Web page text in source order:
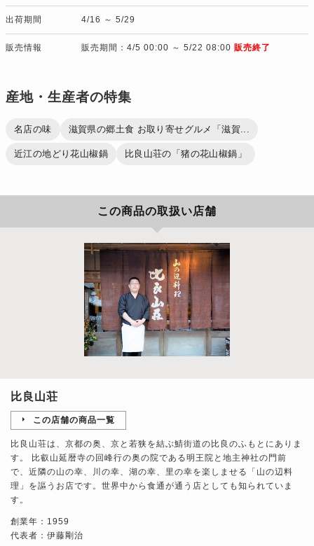
出荷期間 4/16 ～ 5/29
販売情報 販売期間：4/5 00:00 ～ 5/22 08:00 販売終了
産地・生産者の特集
名店の味 滋賀県の郷土食 お取り寄せグルメ「滋賀...
近江の地どり花山椒鍋 比良山荘の「猪の花山椒鍋」
この商品の取扱い店舗
比良山荘
この店舗の商品一覧
比良山荘は、京都の奥、京と若狭を結ぶ鯖街道の比良のふもとにありま
す。 比叡山延暦寺の回峰行の奥の院である明王院と地主神社の門前
で、近隣の山の幸、川の幸、湖の幸、里の幸を楽しませる「山の辺料
理」を謳うお店です。世界中から食通が通う店としても知られていま
す。
創業年：1959
代表者：伊藤剛治